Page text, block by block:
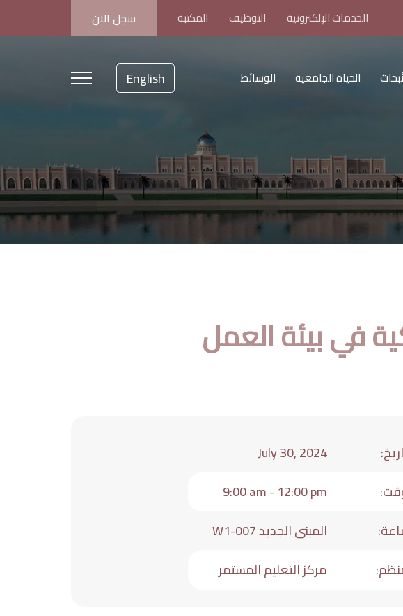
الخدمات الإلكترونية التوظيف المكتبة سجل الآن
الحياة الجامعية الوسائط English
في بيئة العمل
:
July 30, 2024
:
9:00 am - 12:00 pm
:
المبنى الجديد W1-007
: مركز التعليم المستمر